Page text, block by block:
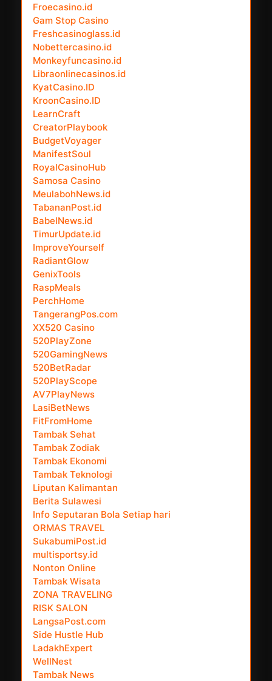
Froecasino.id
Gam Stop Casino
Freshcasinoglass.id
Nobettercasino.id
Monkeyfuncasino.id
Libraonlinecasinos.id
KyatCasino.ID
KroonCasino.ID
LearnCraft
CreatorPlaybook
BudgetVoyager
ManifestSoul
RoyalCasinoHub
Samosa Casino
MeulabohNews.id
TabananPost.id
BabelNews.id
TimurUpdate.id
ImproveYourself
RadiantGlow
GenixTools
RaspMeals
PerchHome
TangerangPos.com
XX520 Casino
520PlayZone
520GamingNews
520BetRadar
520PlayScope
AV7PlayNews
LasiBetNews
FitFromHome
Tambak Sehat
Tambak Zodiak
Tambak Ekonomi
Tambak Teknologi
Liputan Kalimantan
Berita Sulawesi
Info Seputaran Bola Setiap hari
ORMAS TRAVEL
SukabumiPost.id
multisportsy.id
Nonton Online
Tambak Wisata
ZONA TRAVELING
RISK SALON
LangsaPost.com
Side Hustle Hub
LadakhExpert
WellNest
Tambak News